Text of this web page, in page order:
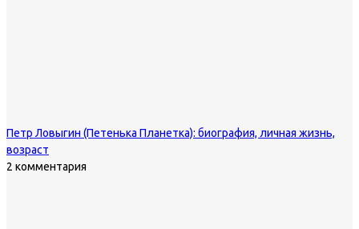
Петр Ловыгин (Петенька Планетка): биография, личная жизнь,
возраст
2 комментария